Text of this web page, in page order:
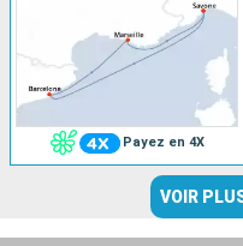
Payez en 4X
VOIR